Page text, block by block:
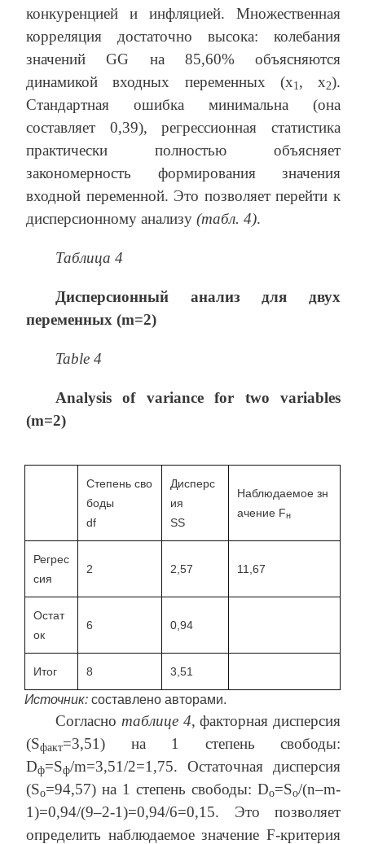
конкуренцией и инфляцией. Множественная
корреляция достаточно высока: колебания
значений GG на 85,60% объясняются
динамикой входных переменных (x1, x2).
Стандартная ошибка минимальна (она
составляет 0,39), регрессионная статистика
практически полностью объясняет
закономерность формирования значения
входной переменной. Это позволяет перейти к
дисперсионному анализу (табл. 4).
Таблица 4
Дисперсионный анализ для двух
переменных (m=2)
Table 4
Analysis of variance for two variables
(m=2)
Степень сво
боды
df
Дисперс
ия
SS
Наблюдаемое зн
ачение Fн
Регрес
сия
2 2,57 11,67
Остат
ок
6 0,94
Итог 8 3,51
Источник: составлено авторами.
Согласно таблице 4, факторная дисперсия
(Sфакт=3,51) на 1 степень свободы:
Dф=Sф/m=3,51/2=1,75. Остаточная дисперсия
(Sо=94,57) на 1 степень свободы: Dо=Sо/(n–m-
1)=0,94/(9–2-1)=0,94/6=0,15. Это позволяет
определить наблюдаемое значение F-критерия